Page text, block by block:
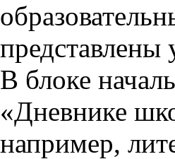
В блоке
«Дневнике
например,